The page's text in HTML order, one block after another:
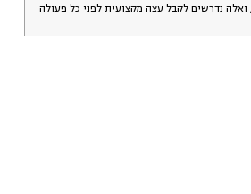
נדרשים לקבל עצה מקצועית לפני כל פעולה